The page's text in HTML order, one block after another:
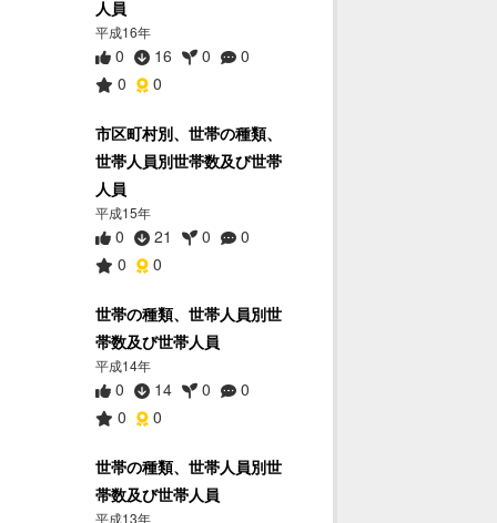
人員
平成16年
0 16 0
0
0
0
市区町村別、世帯の種類、
世帯人員別世帯数及び世帯
人員
平成15年
0 21 0
0
0
0
世帯の種類、世帯人員別世
帯数及び世帯人員
平成14年
0 14 0
0
0
0
世帯の種類、世帯人員別世
帯数及び世帯人員
平成13年